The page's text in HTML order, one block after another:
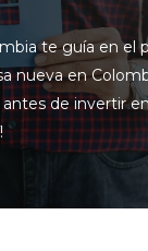
te guía en el
nueva en
de invertir